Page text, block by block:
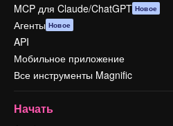
MCP для Claude/ChatGPT Новое
Агенты Новое
API
Мобильное приложение
Все инструменты Magnific
Начать